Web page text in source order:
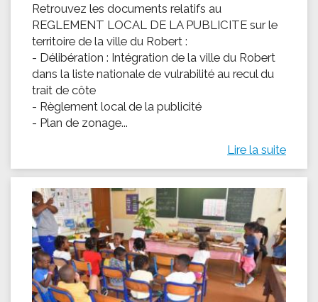
Retrouvez les documents relatifs au
REGLEMENT LOCAL DE LA PUBLICITE sur le
territoire de la ville du Robert :
- Délibération : Intégration de la ville du Robert
dans la liste nationale de vulrabilité au recul du
trait de côte
- Règlement local de la publicité
- Plan de zonage...
Lire la suite